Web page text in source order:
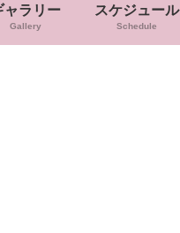
ャラリー
Gallery
スケジュール
Schedule